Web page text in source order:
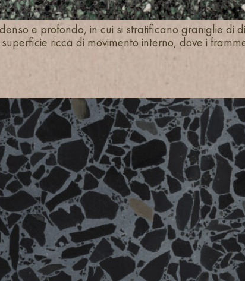
e profondo, in cui si stratificano graniglie di
ricca di movimento interno, dove i